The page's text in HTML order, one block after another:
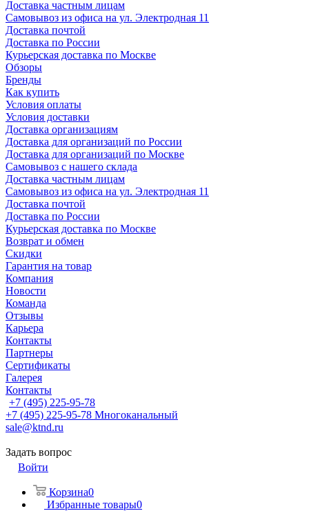
Доставка частным лицам
Самовывоз из офиса на ул. Электродная 11
Доставка почтой
Доставка по России
Курьерская доставка по Москве
Обзоры
Бренды
Как купить
Условия оплаты
Условия доставки
Доставка организациям
Доставка для организаций по России
Доставка для организаций по Москве
Самовывоз с нашего склада
Доставка частным лицам
Самовывоз из офиса на ул. Электродная 11
Доставка почтой
Доставка по России
Курьерская доставка по Москве
Возврат и обмен
Скидки
Гарантия на товар
Компания
Новости
Команда
Отзывы
Карьера
Контакты
Партнеры
Сертификаты
Галерея
Контакты
+7 (495) 225-95-78
+7 (495) 225-95-78 Многоканальный
sale@ktnd.ru
Задать вопрос
Войти
Корзина0
Избранные товары0